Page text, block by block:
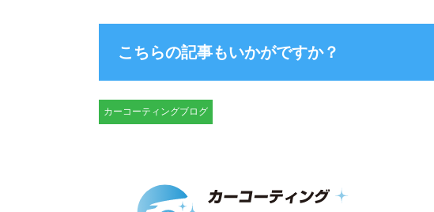
こちらの記事もいかがですか？
カーコーティングブログ